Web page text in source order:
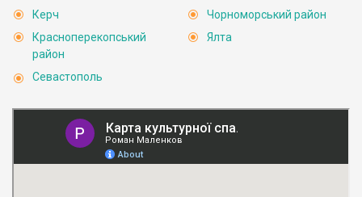
Керч
Красноперекопський
район
Севастополь
Чорноморський район
Ялта